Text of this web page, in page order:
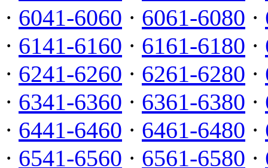
· 6041-6060 · 6061-6080 ·
· 6141-6160 · 6161-6180 ·
· 6241-6260 · 6261-6280 ·
· 6341-6360 · 6361-6380 ·
· 6441-6460 · 6461-6480 ·
· 6541-6560 · 6561-6580 ·